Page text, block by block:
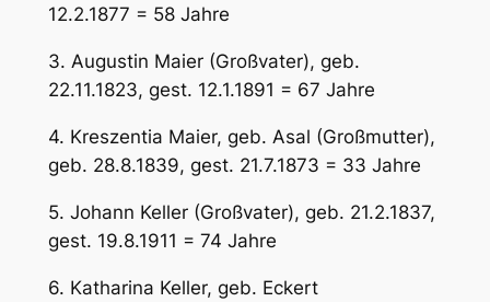
12.2.1877 = 58 Jahre
3. Augustin Maier (Großvater), geb.
22.11.1823, gest. 12.1.1891 = 67 Jahre
4. Kreszentia Maier, geb. Asal (Großmutter),
geb. 28.8.1839, gest. 21.7.1873 = 33 Jahre
5. Johann Keller (Großvater), geb. 21.2.1837,
gest. 19.8.1911 = 74 Jahre
6. Katharina Keller, geb. Eckert